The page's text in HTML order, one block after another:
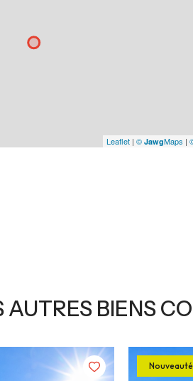
Leaflet | © JawgMaps |
AUTRES BIENS
Nouveauté